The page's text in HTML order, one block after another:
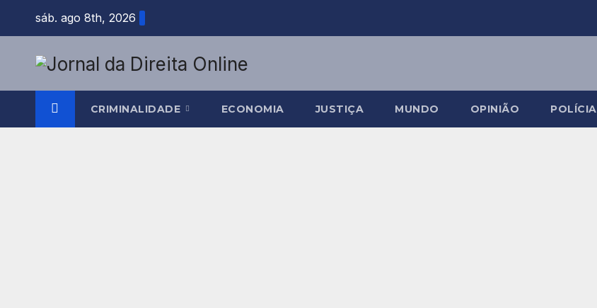
content
sáb. ago 8th, 2026
CRIMINALIDADE ECONOMIA JUSTIÇA MUNDO OPINIÃO POLÍCIA